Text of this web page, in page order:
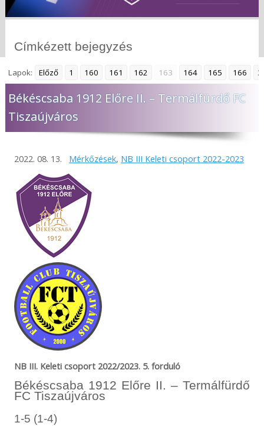
Címkézett bejegyzés
Lapok: Előző 1 160 161 162 163 164 165 166
Békéscsaba 1912 Előre II. – Termálfürdő FC
Tiszaújváros
2022. 08. 13. Mérkőzések, NB III Keleti csoport 2022-2023
NB III. Keleti csoport 2022/2023. 5. forduló
Békéscsaba 1912 Előre II. – Termálfürdő
FC Tiszaújváros
1-5 (1-4)